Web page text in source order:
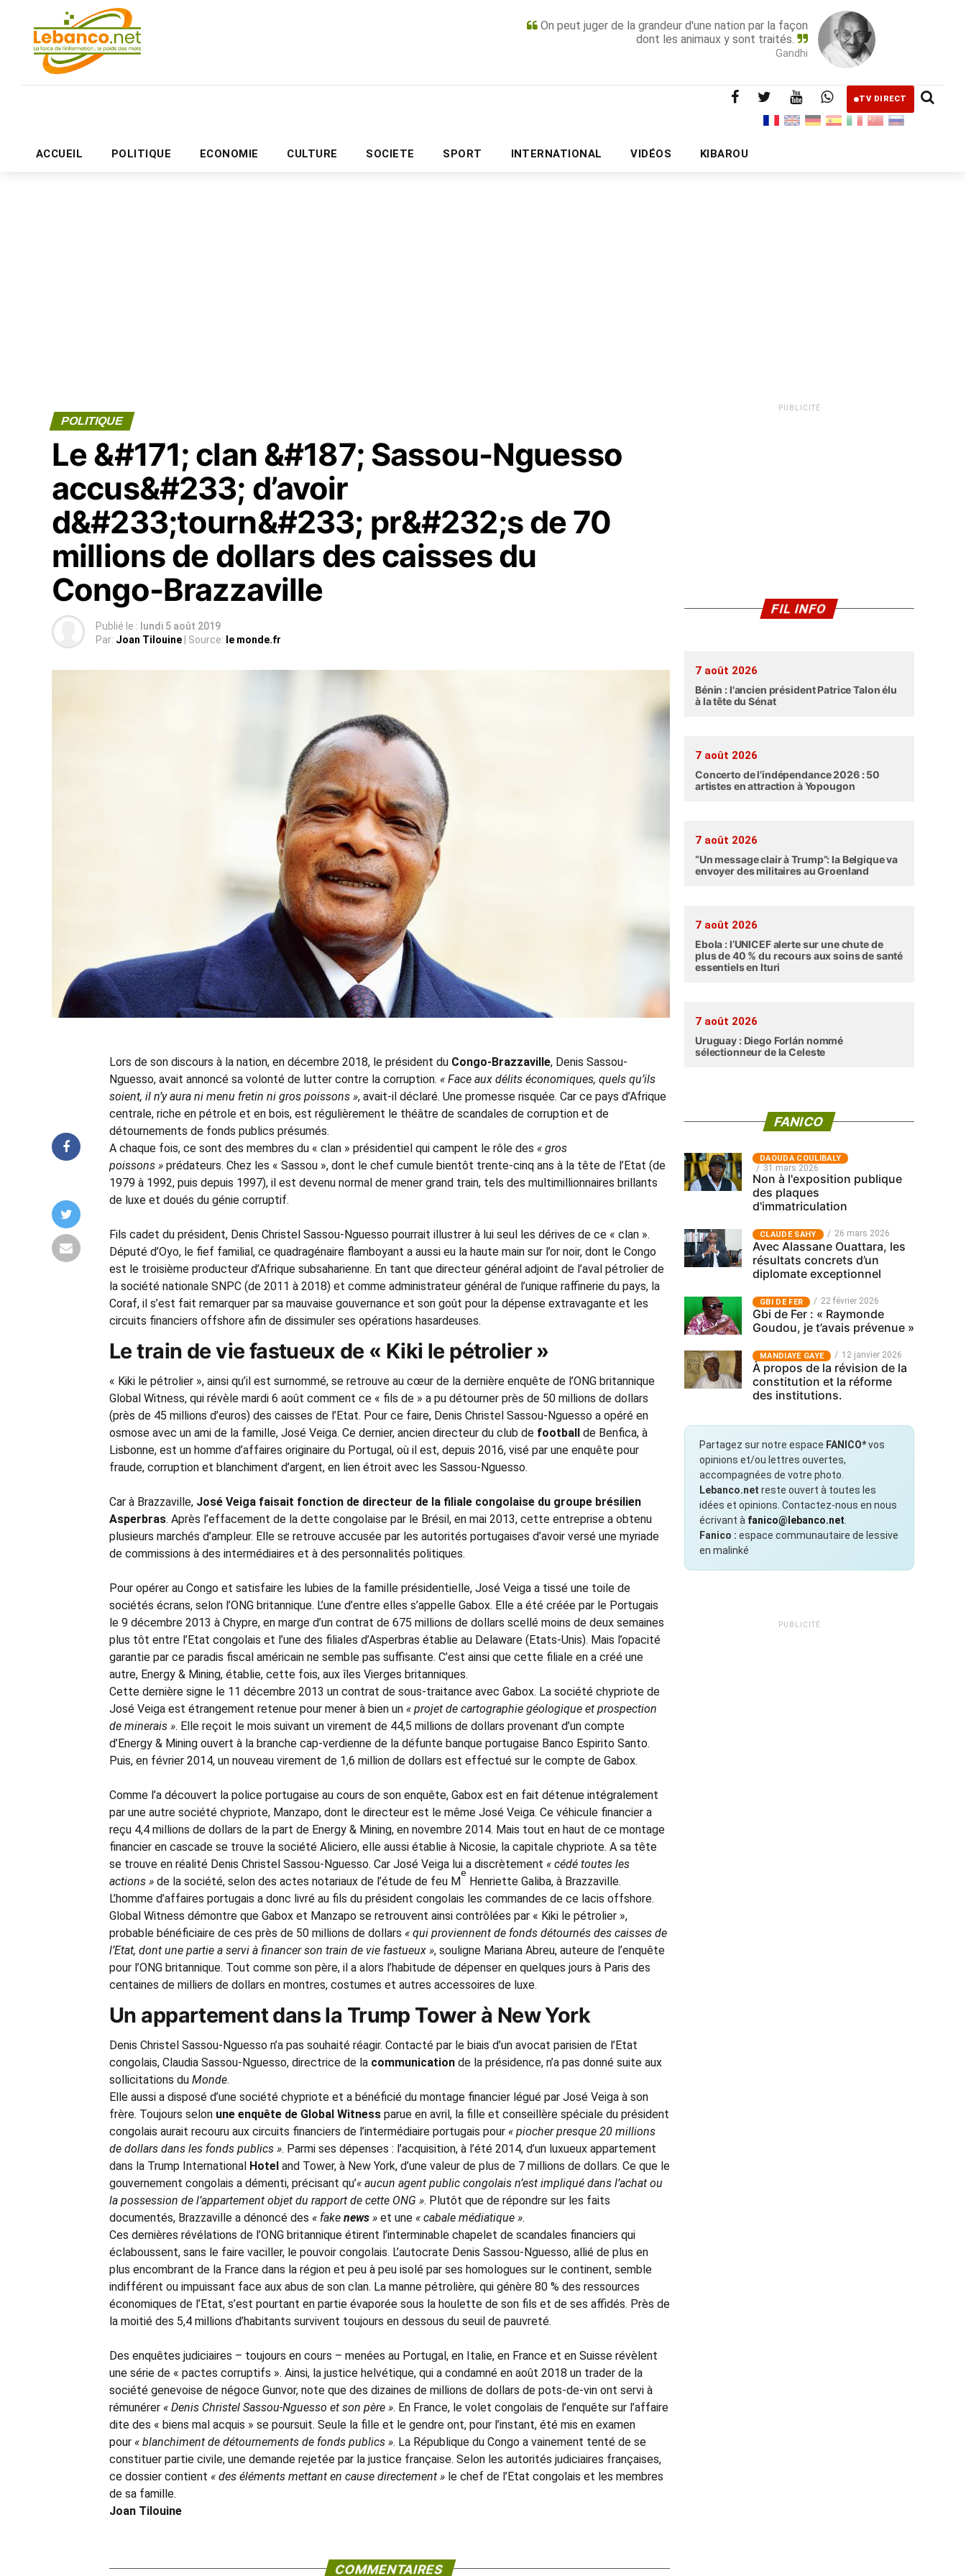
On peut juger de la grandeur d'une nation par la façon
dont les animaux y sont traités.
Gandhi
TV DIRECT
ACCUEIL POLITIQUE ECONOMIE CULTURE SOCIETE SPORT INTERNATIONAL VIDÉOS KIBAROU
PUBLICITÉ
POLITIQUE
Le &#171; clan &#187; Sassou-Nguesso
accus&#233; d’avoir
d&#233;tourn&#233; pr&#232;s de 70
millions de dollars des caisses du
Congo-Brazzaville
Publié le : lundi 5 août 2019
Par: Joan Tilouine | Source: le monde.fr
Lors de son discours à la nation, en décembre 2018, le président du Congo-Brazzaville, Denis Sassou-
Nguesso, avait annoncé sa volonté de lutter contre la corruption. « Face aux délits économiques, quels qu’ils
soient, il n’y aura ni menu fretin ni gros poissons », avait-il déclaré. Une promesse risquée. Car ce pays d’Afrique
centrale, riche en pétrole et en bois, est régulièrement le théâtre de scandales de corruption et de
détournements de fonds publics présumés.
A chaque fois, ce sont des membres du « clan » présidentiel qui campent le rôle des « gros
poissons » prédateurs. Chez les « Sassou », dont le chef cumule bientôt trente-cinq ans à la tête de l’Etat (de
1979 à 1992, puis depuis 1997), il est devenu normal de mener grand train, tels des multimillionnaires brillants
de luxe et doués du génie corruptif.
Fils cadet du président, Denis Christel Sassou-Nguesso pourrait illustrer à lui seul les dérives de ce « clan ».
Député d’Oyo, le fief familial, ce quadragénaire flamboyant a aussi eu la haute main sur l’or noir, dont le Congo
est le troisième producteur d’Afrique subsaharienne. En tant que directeur général adjoint de l’aval pétrolier de
la société nationale SNPC (de 2011 à 2018) et comme administrateur général de l’unique raffinerie du pays, la
Coraf, il s’est fait remarquer par sa mauvaise gouvernance et son goût pour la dépense extravagante et les
circuits financiers offshore afin de dissimuler ses opérations hasardeuses.
Le train de vie fastueux de « Kiki le pétrolier »
« Kiki le pétrolier », ainsi qu’il est surnommé, se retrouve au cœur de la dernière enquête de l’ONG britannique
Global Witness, qui révèle mardi 6 août comment ce « fils de » a pu détourner près de 50 millions de dollars
(près de 45 millions d’euros) des caisses de l’Etat. Pour ce faire, Denis Christel Sassou-Nguesso a opéré en
osmose avec un ami de la famille, José Veiga. Ce dernier, ancien directeur du club de football de Benfica, à
Lisbonne, est un homme d’affaires originaire du Portugal, où il est, depuis 2016, visé par une enquête pour
fraude, corruption et blanchiment d’argent, en lien étroit avec les Sassou-Nguesso.
Car à Brazzaville, José Veiga faisait fonction de directeur de la filiale congolaise du groupe brésilien
Asperbras. Après l’effacement de la dette congolaise par le Brésil, en mai 2013, cette entreprise a obtenu
plusieurs marchés d’ampleur. Elle se retrouve accusée par les autorités portugaises d’avoir versé une myriade
de commissions à des intermédiaires et à des personnalités politiques.
Pour opérer au Congo et satisfaire les lubies de la famille présidentielle, José Veiga a tissé une toile de
sociétés écrans, selon l’ONG britannique. L’une d’entre elles s’appelle Gabox. Elle a été créée par le Portugais
le 9 décembre 2013 à Chypre, en marge d’un contrat de 675 millions de dollars scellé moins de deux semaines
plus tôt entre l’Etat congolais et l’une des filiales d’Asperbras établie au Delaware (Etats-Unis). Mais l’opacité
garantie par ce paradis fiscal américain ne semble pas suffisante. C’est ainsi que cette filiale en a créé une
autre, Energy & Mining, établie, cette fois, aux îles Vierges britanniques.
Cette dernière signe le 11 décembre 2013 un contrat de sous-traitance avec Gabox. La société chypriote de
José Veiga est étrangement retenue pour mener à bien un « projet de cartographie géologique et prospection
de minerais ». Elle reçoit le mois suivant un virement de 44,5 millions de dollars provenant d’un compte
d’Energy & Mining ouvert à la branche cap-verdienne de la défunte banque portugaise Banco Espirito Santo.
Puis, en février 2014, un nouveau virement de 1,6 million de dollars est effectué sur le compte de Gabox.
Comme l’a découvert la police portugaise au cours de son enquête, Gabox est en fait détenue intégralement
par une autre société chypriote, Manzapo, dont le directeur est le même José Veiga. Ce véhicule financier a
reçu 4,4 millions de dollars de la part de Energy & Mining, en novembre 2014. Mais tout en haut de ce montage
financier en cascade se trouve la société Aliciero, elle aussi établie à Nicosie, la capitale chypriote. A sa tête
se trouve en réalité Denis Christel Sassou-Nguesso. Car José Veiga lui a discrètement « cédé toutes les
actions » de la société, selon des actes notariaux de l’étude de feu M
e
Henriette Galiba, à Brazzaville.
L’homme d’affaires portugais a donc livré au fils du président congolais les commandes de ce lacis offshore.
Global Witness démontre que Gabox et Manzapo se retrouvent ainsi contrôlées par « Kiki le pétrolier »,
probable bénéficiaire de ces près de 50 millions de dollars « qui proviennent de fonds détournés des caisses de
l’Etat, dont une partie a servi à financer son train de vie fastueux », souligne Mariana Abreu, auteure de l’enquête
pour l’ONG britannique. Tout comme son père, il a alors l’habitude de dépenser en quelques jours à Paris des
centaines de milliers de dollars en montres, costumes et autres accessoires de luxe.
Un appartement dans la Trump Tower à New York
Denis Christel Sassou-Nguesso n’a pas souhaité réagir. Contacté par le biais d’un avocat parisien de l’Etat
congolais, Claudia Sassou-Nguesso, directrice de la communication de la présidence, n’a pas donné suite aux
sollicitations du Monde.
Elle aussi a disposé d’une société chypriote et a bénéficié du montage financier légué par José Veiga à son
frère. Toujours selon une enquête de Global Witness parue en avril, la fille et conseillère spéciale du président
congolais aurait recouru aux circuits financiers de l’intermédiaire portugais pour « piocher presque 20 millions
de dollars dans les fonds publics ». Parmi ses dépenses : l’acquisition, à l’été 2014, d’un luxueux appartement
dans la Trump International Hotel and Tower, à New York, d’une valeur de plus de 7 millions de dollars. Ce que le
gouvernement congolais a démenti, précisant qu’« aucun agent public congolais n’est impliqué dans l’achat ou
la possession de l’appartement objet du rapport de cette ONG ». Plutôt que de répondre sur les faits
documentés, Brazzaville a dénoncé des « fake news » et une « cabale médiatique ».
Ces dernières révélations de l’ONG britannique étirent l’interminable chapelet de scandales financiers qui
éclaboussent, sans le faire vaciller, le pouvoir congolais. L’autocrate Denis Sassou-Nguesso, allié de plus en
plus encombrant de la France dans la région et peu à peu isolé par ses homologues sur le continent, semble
indifférent ou impuissant face aux abus de son clan. La manne pétrolière, qui génère 80 % des ressources
économiques de l’Etat, s’est pourtant en partie évaporée sous la houlette de son fils et de ses affidés. Près de
la moitié des 5,4 millions d’habitants survivent toujours en dessous du seuil de pauvreté.
Des enquêtes judiciaires – toujours en cours – menées au Portugal, en Italie, en France et en Suisse révèlent
une série de « pactes corruptifs ». Ainsi, la justice helvétique, qui a condamné en août 2018 un trader de la
société genevoise de négoce Gunvor, note que des dizaines de millions de dollars de pots-de-vin ont servi à
rémunérer « Denis Christel Sassou-Nguesso et son père ». En France, le volet congolais de l’enquête sur l’affaire
dite des « biens mal acquis » se poursuit. Seule la fille et le gendre ont, pour l’instant, été mis en examen
pour « blanchiment de détournements de fonds publics ». La République du Congo a vainement tenté de se
constituer partie civile, une demande rejetée par la justice française. Selon les autorités judiciaires françaises,
ce dossier contient « des éléments mettant en cause directement » le chef de l’Etat congolais et les membres
de sa famille.
Joan Tilouine
COMMENTAIRES
PUBLICITÉ
FIL INFO
7 août 2026
Bénin : l'ancien président Patrice Talon élu
à la tête du Sénat
7 août 2026
Concerto de l’indépendance 2026 : 50
artistes en attraction à Yopougon
7 août 2026
“Un message clair à Trump”: la Belgique va
envoyer des militaires au Groenland
7 août 2026
Ebola : l’UNICEF alerte sur une chute de
plus de 40 % du recours aux soins de santé
essentiels en Ituri
7 août 2026
Uruguay : Diego Forlán nommé
sélectionneur de la Celeste
FANICO
‎DAOUDA COULIBALY
31 mars 2026
Non à l'exposition publique
des plaques
d'immatriculation
CLAUDE SAHY 26 mars 2026
Avec Alassane Ouattara, les
résultats concrets d’un
diplomate exceptionnel
GBI DE FER 22 février 2026
Gbi de Fer : « Raymonde
Goudou, je t’avais prévenue »
MANDIAYE GAYE 12 janvier 2026
À propos de la révision de la
constitution et la réforme
des institutions.
Partagez sur notre espace FANICO*vos
opinions et/ou lettres ouvertes,
accompagnées de votre photo.
Lebanco.net reste ouvert à toutes les
idées et opinions. Contactez-nous en nous
écrivant à fanico@lebanco.net
Fanico : espace communautaire de lessive
en malinké
PUBLICITÉ